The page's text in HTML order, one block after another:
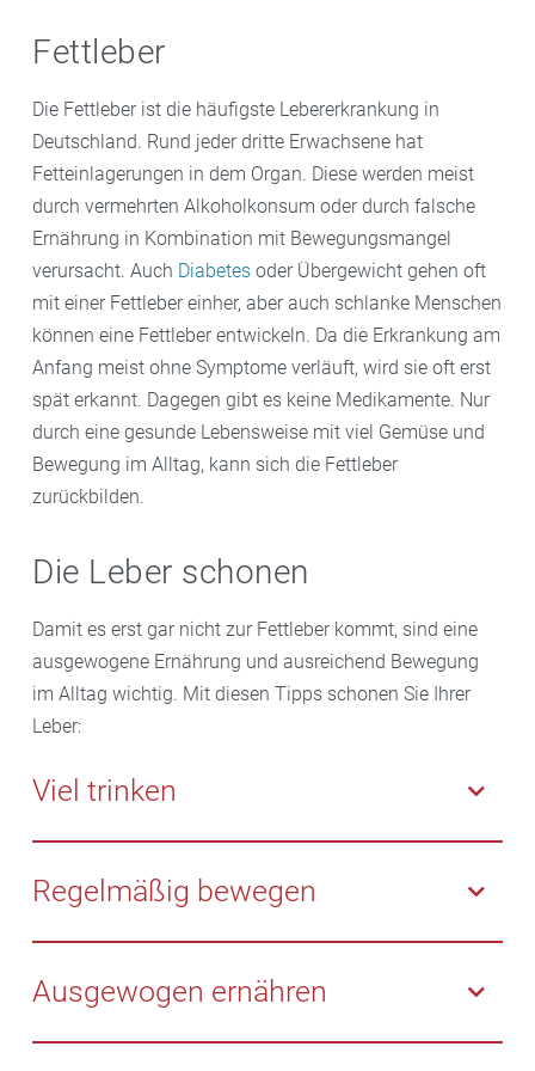
werden über die Leber abgebaut. Problematisch wird
es, wenn mehrere Medikamente zu häufig, zu hoch
dosiert und über lange Zeit eingenommen werden:
das kann dann zu Leberschäden führen. Ist die Leber
bereits vorbelastet, sprechen Sie vor der Einnahme
von Arzneimitteln unbedingt mit uns in Ihrer Apotheke
im Ärztehaus oder wenden Sie sich an Ihre Ärztin oder
Ihren Arzt.
Fettleber
Die Fettleber ist die häufigste Lebererkrankung in
Deutschland. Rund jeder dritte Erwachsene hat
Fetteinlagerungen in dem Organ. Diese werden meist
durch vermehrten Alkoholkonsum oder durch falsche
Ernährung in Kombination mit Bewegungsmangel
verursacht. Auch Diabetes oder Übergewicht gehen oft
mit einer Fettleber einher, aber auch schlanke Menschen
können eine Fettleber entwickeln. Da die Erkrankung am
Anfang meist ohne Symptome verläuft, wird sie oft erst
spät erkannt. Dagegen gibt es keine Medikamente. Nur
durch eine gesunde Lebensweise mit viel Gemüse und
Bewegung im Alltag, kann sich die Fettleber
zurückbilden.
Die Leber schonen
Damit es erst gar nicht zur Fettleber kommt, sind eine
ausgewogene Ernährung und ausreichend Bewegung
im Alltag wichtig. Mit diesen Tipps schonen Sie Ihrer
Leber:
Viel trinken
Trinken Sie jeden Tag mindestens 1,5 bis 2 Liter
Wasser oder ungesüßte Kräutertees. Denn viel
Flüssigkeit hilft, dass Nahrungsmittel, Medikamente
und Giftstoffe schneller im Körper abgebaut,
umgebaut und ausgeschieden werden.
Regelmäßig bewegen
Regelmäßige Bewegung tut dem Stoffwechsel und
insbesondere der Verdauung gut. Wer oft sportlich
aktiv ist, schont seine Leber und beugt einer
Fettablagerung vor.
Ausgewogen ernähren
Wählen Sie nährstoffreiche Lebensmittel mit viel